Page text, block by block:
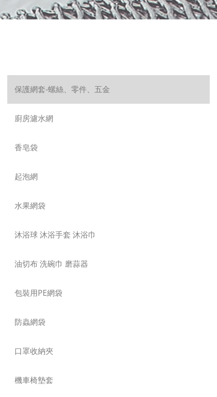
保護網套-螺絲、零件、五金
廚房濾水網
香皂袋
起泡網
水果網袋
沐浴球 沐浴手套 沐浴巾
油切布 洗碗巾 磨蒜器
包裝用PE網袋
防蟲網袋
口罩收納夾
機車椅墊套